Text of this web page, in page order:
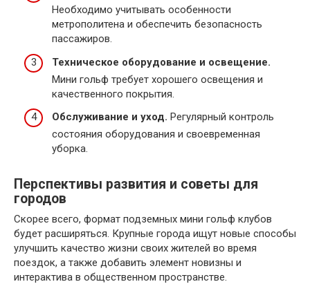
Необходимо учитывать особенности
метрополитена и обеспечить безопасность
пассажиров.
Техническое оборудование и освещение.
Мини гольф требует хорошего освещения и
качественного покрытия.
Обслуживание и уход. Регулярный контроль
состояния оборудования и своевременная
уборка.
Перспективы развития и советы для
городов
Скорее всего, формат подземных мини гольф клубов
будет расширяться. Крупные города ищут новые способы
улучшить качество жизни своих жителей во время
поездок, а также добавить элемент новизны и
интерактива в общественном пространстве.